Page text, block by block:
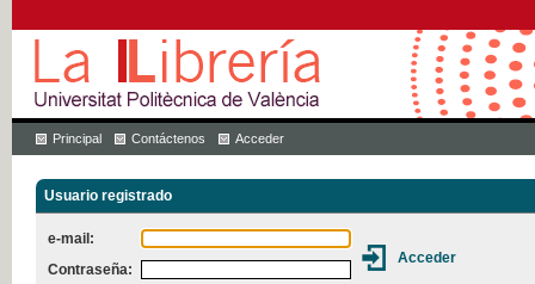
Principal Contáctenos Acceder
Usuario registrado
e-mail:
Contraseña: